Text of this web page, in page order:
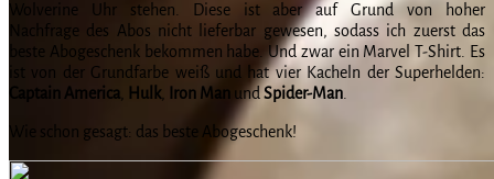
Wolverine Uhr stehen. Diese ist aber auf Grund von hoher
Nachfrage des Abos nicht lieferbar gewesen, sodass ich zuerst das
beste Abogeschenk bekommen habe. Und zwar ein Marvel T-Shirt. Es
ist von der Grundfarbe weiß und hat vier Kacheln der Superhelden:
Captain America
Hulk Iron Man und Spider-Man
Wie schon gesagt: das beste Abogeschenk!